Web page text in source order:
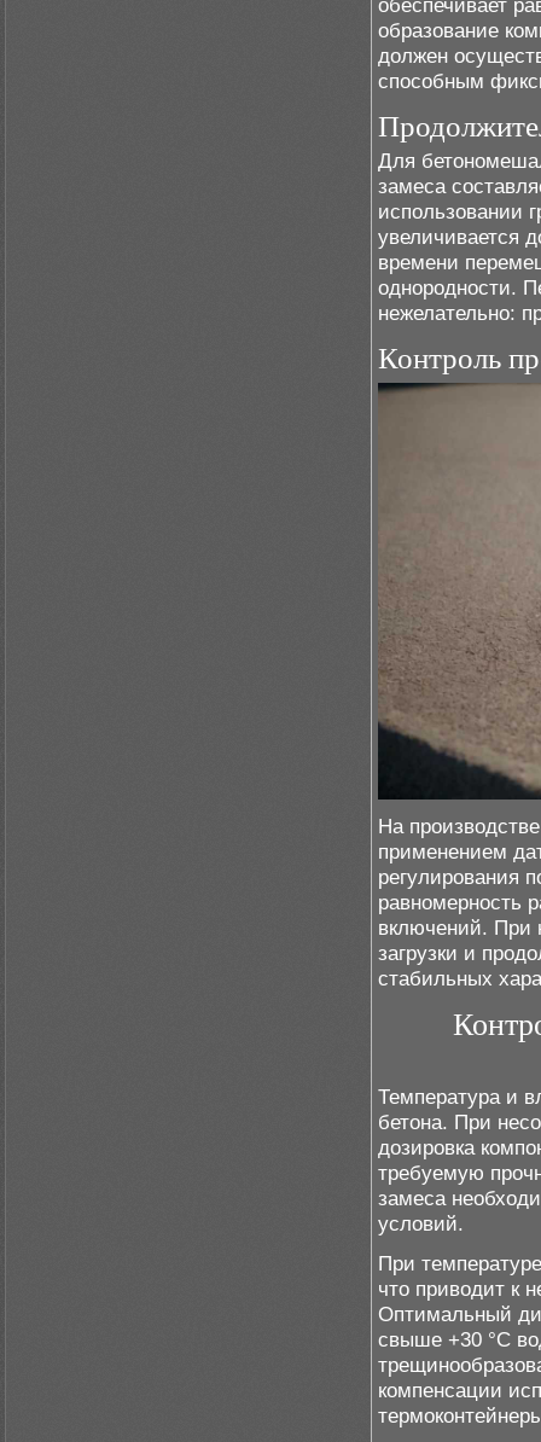
обеспечивает
образование
должен
способным
Для
замеса
использовании
увеличивается
времени
однородности.
нежелательно:
Контроль
На
применением
регулирования
равномерность
включений. При
загрузки и
стабильных
Температура и
бетона. При
дозировка
требуемую
замеса
условий.
При
что приводит к
Оптимальный
свыше +30 °C
компенсации